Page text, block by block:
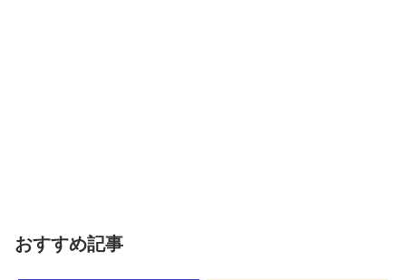
おすすめ記事